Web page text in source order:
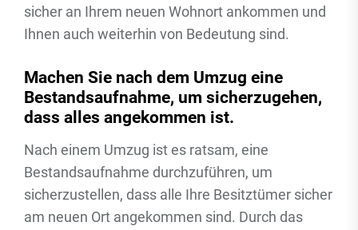
sicher an Ihrem neuen Wohnort ankommen und
Ihnen auch weiterhin von Bedeutung sind.
Machen Sie nach dem Umzug eine
Bestandsaufnahme, um sicherzugehen,
dass alles angekommen ist.
Nach einem Umzug ist es ratsam, eine
Bestandsaufnahme durchzuführen, um
sicherzustellen, dass alle Ihre Besitztümer sicher
am neuen Ort angekommen sind. Durch das